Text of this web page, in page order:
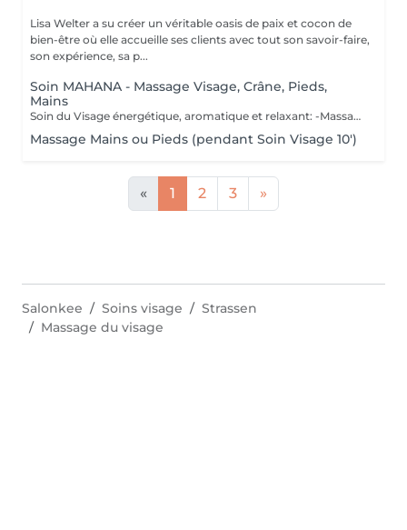
Lisa Welter a su créer un véritable oasis de paix et cocon de
bien-être où elle accueille ses clients avec tout son savoir-faire,
son expérience, sa p...
Soin MAHANA - Massage Visage, Crâne, Pieds,
Mains
Soin du Visage énergétique, aromatique et relaxant: -Massage en étoile du Crâne, Mains, Pieds - Inspiré d'un rituel Polynésien, avec des huiles essentielles de fleur de Tiaré et Jasmin. Les Bienfaits Mahana: -Relaxe intensément -Délie les zones de tensions -Relance l'énergie -Apaise le mental -Hydratation de la Peau en profondeur -Illume le teint
Massage Mains ou Pieds (pendant Soin Visage 10')
« 1 2 3 »
Salonkee Soins visage
Strassen
Massage du visage